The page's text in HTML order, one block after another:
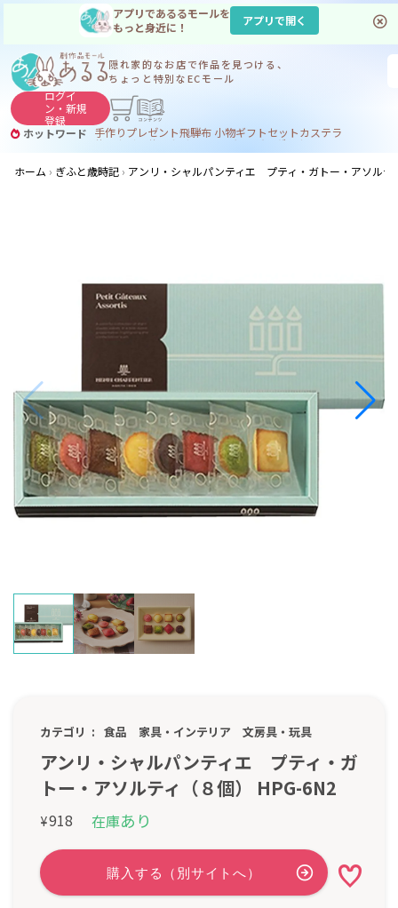
アプリであるるモールを
もっと身近に！
アプリで開く
隠れ家的なお店で作品を見つける、
ちょっと特別なECモール
ログイ
ン・新規
登録
ホットワード 手作りプレゼント飛騨布 小物ギフトセットカステラ
サヌカイト コーヒー
ジンギスカン
ホーム
ぎふと歳時記 アンリ・シャルパンティエ プティ・ガトー・アソルテ
カテゴリ 食品 家具・インテリア 文房具・玩具
アンリ・シャルパンティエ プティ・ガ
トー・アソルティ（８個） HPG-6N2
¥918 在庫あり